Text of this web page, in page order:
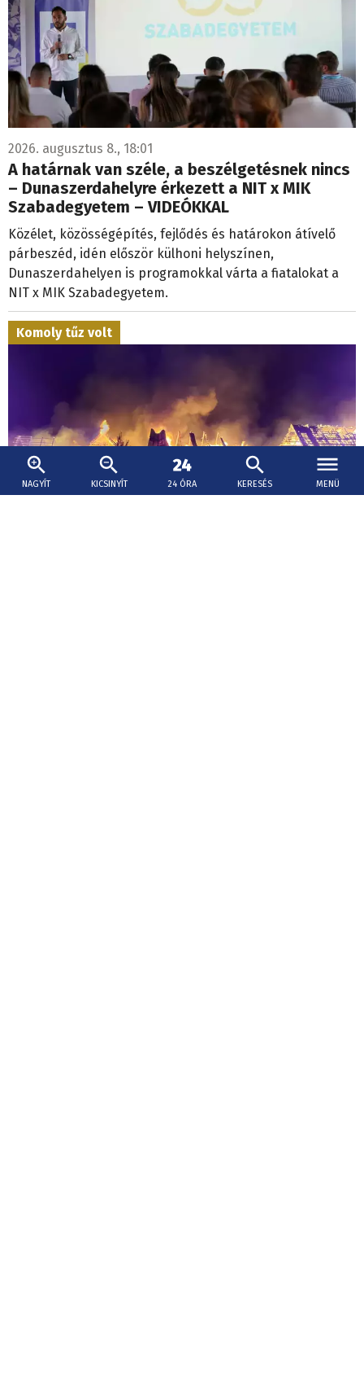
NAGYÍT KICSINYÍT 24 ÓRA KERESÉS MENÜ
2026. augusztus 8., 18:01
A határnak van széle, a beszélgetésnek nincs
– Dunaszerdahelyre érkezett a NIT x MIK
Szabadegyetem – VIDEÓKKAL
Közélet, közösségépítés, fejlődés és határokon átívelő
párbeszéd, idén először külhoni helyszínen,
Dunaszerdahelyen is programokkal várta a fiatalokat a
NIT x MIK Szabadegyetem.
Komoly tűz volt